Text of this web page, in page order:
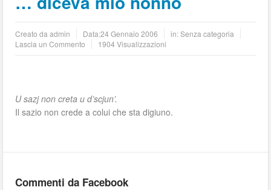
Creato daadmin Data:24 Gennaio 2006
in: Senza categoria
Lascia un Commento
1904 Visualizzazioni
U sazj non creta u d’scjun’.
Il sazio non crede a colui che sta digiuno.
Commenti da Facebook